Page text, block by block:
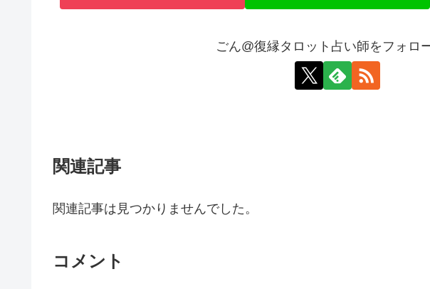
ごん@復縁タロット占い師をフォロ
関連記事
関連記事は見つかりませんでした。
コメント